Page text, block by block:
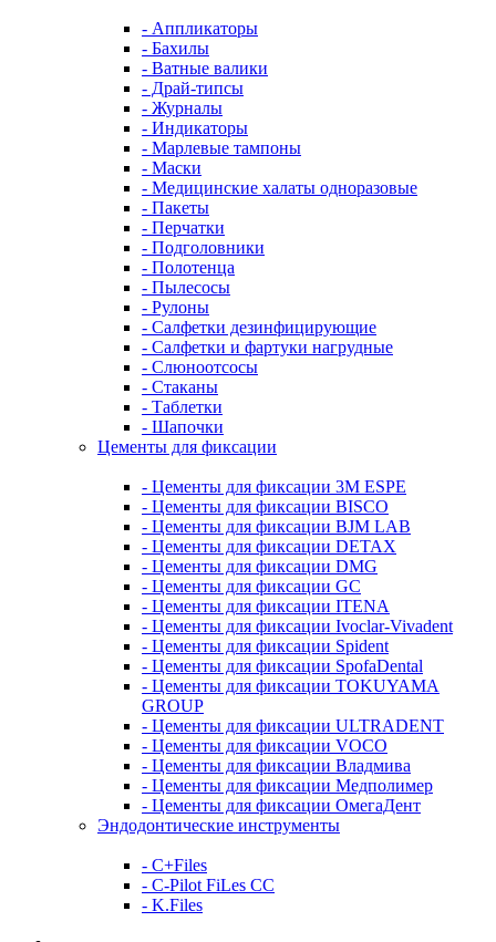
- Аппликаторы
- Бахилы
- Ватные валики
- Драй-типсы
- Журналы
- Индикаторы
- Марлевые тампоны
- Маски
- Медицинские халаты одноразовые
- Пакеты
- Перчатки
- Подголовники
- Полотенца
- Пылесосы
- Рулоны
- Салфетки дезинфицирующие
- Салфетки и фартуки нагрудные
- Слюноотсосы
- Стаканы
- Таблетки
- Шапочки
Цементы для фиксации
- Цементы для фиксации 3M ESPE
- Цементы для фиксации BISCO
- Цементы для фиксации BJM LAB
- Цементы для фиксации DETAX
- Цементы для фиксации DMG
- Цементы для фиксации GC
- Цементы для фиксации ITENA
- Цементы для фиксации Ivoclar-Vivadent
- Цементы для фиксации Spident
- Цементы для фиксации SpofaDental
- Цементы для фиксации TOKUYAMA
GROUP
- Цементы для фиксации ULTRADENT
- Цементы для фиксации VOCO
- Цементы для фиксации Владмива
- Цементы для фиксации Медполимер
- Цементы для фиксации ОмегаДент
Эндодонтические инструменты
- C+Files
- C-Pilot FiLes CC
- K.Files